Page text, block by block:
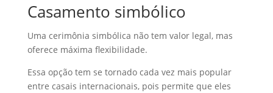
Casamento simbólico
Uma cerimônia simbólica não tem valor legal, mas
oferece máxima flexibilidade.
Essa opção tem se tornado cada vez mais popular
entre casais internacionais, pois permite que eles